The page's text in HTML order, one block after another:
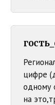
цифре
одному
на